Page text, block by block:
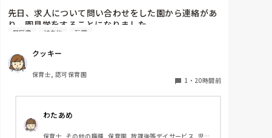
先日、求人について問い合わせをした園から連絡があ
り、園見学をすることになりました。
私としては求人に応募したという認識ですが、『園見
物について質問しましたが、見学なので特にありませ
んとのこと
このような場合は本当に見学だけで終了なのでしょう
それとも、やはり履歴書や職務経歴書を持参した方が
良いのでしょうか？
履歴書 持ち物 転職
クッキー
保育士, 認可保育園
1 ・ 20時間前
わたあめ
保育士, その他の職種, 保育園, 放課後等デイサービス, 児童